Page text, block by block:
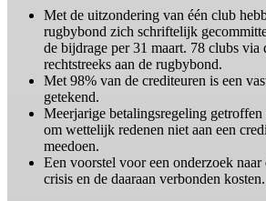
Met de uitzondering van één club
rugbybond zich schriftelijk
de bijdrage per 31 maart. 78 clubs via
rechtstreeks aan de rugbybond.
Met 98% van de crediteuren is een
getekend.
Meerjarige betalingsregeling
om wettelijk redenen niet aan een
meedoen.
Een voorstel voor een onderzoek naar
crisis en de daaraan verbonden kosten.